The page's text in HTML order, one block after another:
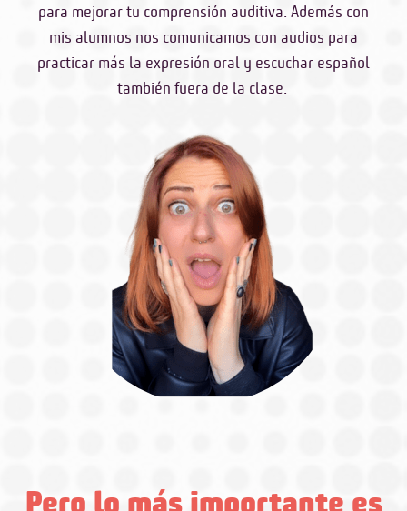
para mejorar tu comprensión auditiva. Además con
mis alumnos nos comunicamos con audios para
practicar más la expresión oral y escuchar español
también fuera de la clase.